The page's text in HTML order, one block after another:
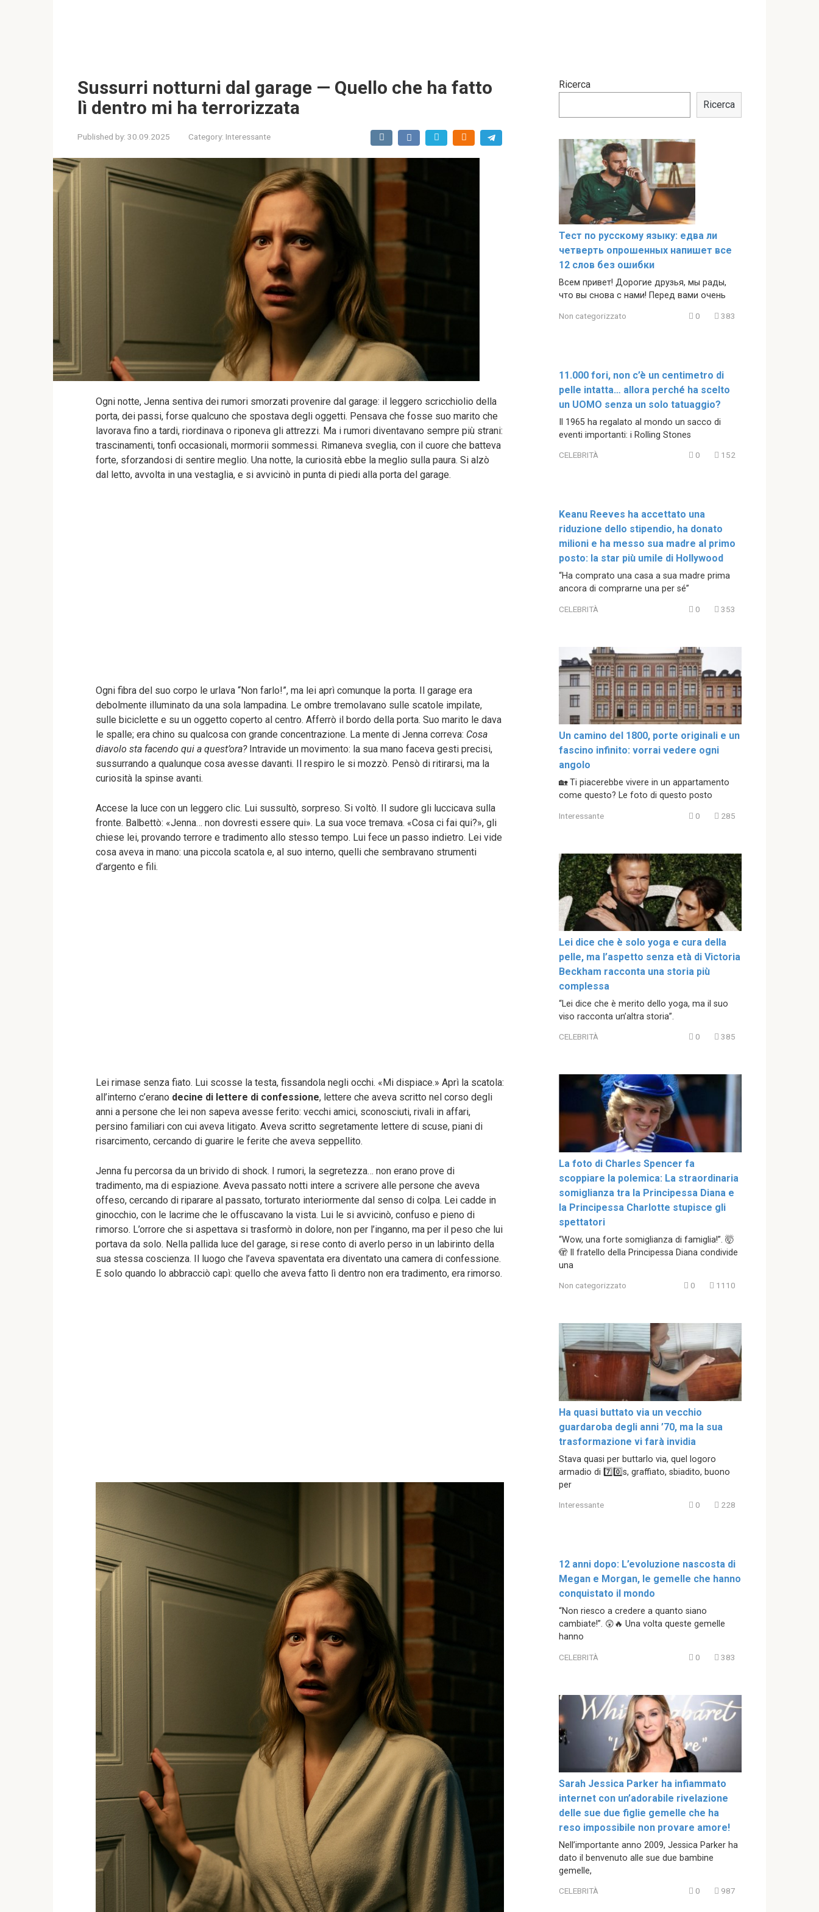
Sussurri notturni dal garage — Quello che ha fatto
lì dentro mi ha terrorizzata
Published by: 30.09.2025 Category: Interessante
Ogni notte, Jenna sentiva dei rumori smorzati provenire dal garage: il leggero scricchiolio della
porta, dei passi, forse qualcuno che spostava degli oggetti. Pensava che fosse suo marito che
lavorava fino a tardi, riordinava o riponeva gli attrezzi. Ma i rumori diventavano sempre più strani:
trascinamenti, tonfi occasionali, mormorii sommessi. Rimaneva sveglia, con il cuore che batteva
forte, sforzandosi di sentire meglio. Una notte, la curiosità ebbe la meglio sulla paura. Si alzò
dal letto, avvolta in una vestaglia, e si avvicinò in punta di piedi alla porta del garage.
Ogni fibra del suo corpo le urlava “Non farlo!”, ma lei aprì comunque la porta. Il garage era
debolmente illuminato da una sola lampadina. Le ombre tremolavano sulle scatole impilate,
sulle biciclette e su un oggetto coperto al centro. Afferrò il bordo della porta. Suo marito le dava
le spalle; era chino su qualcosa con grande concentrazione. La mente di Jenna correva: Cosa
diavolo sta facendo qui a quest’ora?Intravide un movimento: la sua mano faceva gesti precisi,
sussurrando a qualunque cosa avesse davanti. Il respiro le si mozzò. Pensò di ritirarsi, ma la
curiosità la spinse avanti.
Accese la luce con un leggero clic. Lui sussultò, sorpreso. Si voltò. Il sudore gli luccicava sulla
fronte. Balbettò: «Jenna… non dovresti essere qui». La sua voce tremava. «Cosa ci fai qui?», gli
chiese lei, provando terrore e tradimento allo stesso tempo. Lui fece un passo indietro. Lei vide
cosa aveva in mano: una piccola scatola e, al suo interno, quelli che sembravano strumenti
d’argento e fili.
Lei rimase senza fiato. Lui scosse la testa, fissandola negli occhi. «Mi dispiace.» Aprì la scatola:
all’interno c’erano decine di lettere di confessione, lettere che aveva scritto nel corso degli
anni a persone che lei non sapeva avesse ferito: vecchi amici, sconosciuti, rivali in affari,
persino familiari con cui aveva litigato. Aveva scritto segretamente lettere di scuse, piani di
risarcimento, cercando di guarire le ferite che aveva seppellito.
Jenna fu percorsa da un brivido di shock. I rumori, la segretezza… non erano prove di
tradimento, ma di espiazione. Aveva passato notti intere a scrivere alle persone che aveva
offeso, cercando di riparare al passato, torturato interiormente dal senso di colpa. Lei cadde in
ginocchio, con le lacrime che le offuscavano la vista. Lui le si avvicinò, confuso e pieno di
rimorso. L’orrore che si aspettava si trasformò in dolore, non per l’inganno, ma per il peso che lui
portava da solo. Nella pallida luce del garage, si rese conto di averlo perso in un labirinto della
sua stessa coscienza. Il luogo che l’aveva spaventata era diventato una camera di confessione.
E solo quando lo abbracciò capì: quello che aveva fatto lì dentro non era tradimento, era rimorso.
Ricerca
Ricerca
Тест по русскому языку: едва ли
четверть опрошенных напишет все
12 слов без ошибки
Всем привет! Дорогие друзья, мы рады,
что вы снова с нами! Перед вами очень
Non categorizzato 0 383
11.000 fori, non c’è un centimetro di
pelle intatta… allora perché ha scelto
un UOMO senza un solo tatuaggio?
Il 1965 ha regalato al mondo un sacco di
eventi importanti: i Rolling Stones
CELEBRITÀ 0 152
Keanu Reeves ha accettato una
riduzione dello stipendio, ha donato
milioni e ha messo sua madre al primo
posto: la star più umile di Hollywood
“Ha comprato una casa a sua madre prima
ancora di comprarne una per sé”
CELEBRITÀ 0 353
Un camino del 1800, porte originali e un
fascino infinito: vorrai vedere ogni
angolo
🏡 Ti piacerebbe vivere in un appartamento
come questo? Le foto di questo posto
Interessante 0 285
Lei dice che è solo yoga e cura della
pelle, ma l’aspetto senza età di Victoria
Beckham racconta una storia più
complessa
“Lei dice che è merito dello yoga, ma il suo
viso racconta un’altra storia”.
CELEBRITÀ 0 385
La foto di Charles Spencer fa
scoppiare la polemica: La straordinaria
somiglianza tra la Principessa Diana e
la Principessa Charlotte stupisce gli
spettatori
“Wow, una forte somiglianza di famiglia!”. 🤯
🫣 Il fratello della Principessa Diana condivide
una
Non categorizzato 0 1110
Ha quasi buttato via un vecchio
guardaroba degli anni ’70, ma la sua
trasformazione vi farà invidia
Stava quasi per buttarlo via, quel logoro
armadio di 7️⃣0️⃣s, graffiato, sbiadito, buono
per
Interessante 0 228
12 anni dopo: L’evoluzione nascosta di
Megan e Morgan, le gemelle che hanno
conquistato il mondo
“Non riesco a credere a quanto siano
cambiate!”. 😲🔥 Una volta queste gemelle
hanno
CELEBRITÀ 0 383
Sarah Jessica Parker ha infiammato
internet con un’adorabile rivelazione
delle sue due figlie gemelle che ha
reso impossibile non provare amore!
Nell’importante anno 2009, Jessica Parker ha
dato il benvenuto alle sue due bambine
gemelle,
CELEBRITÀ 0 987